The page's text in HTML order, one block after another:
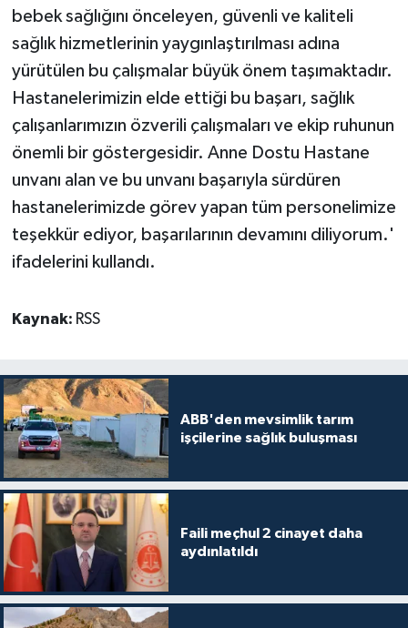
bebek sağlığını önceleyen, güvenli ve kaliteli
sağlık hizmetlerinin yaygınlaştırılması adına
yürütülen bu çalışmalar büyük önem taşımaktadır.
Hastanelerimizin elde ettiği bu başarı, sağlık
çalışanlarımızın özverili çalışmaları ve ekip ruhunun
önemli bir göstergesidir. Anne Dostu Hastane
unvanı alan ve bu unvanı başarıyla sürdüren
hastanelerimizde görev yapan tüm personelimize
teşekkür ediyor, başarılarının devamını diliyorum.'
ifadelerini kullandı.
Kaynak: RSS
ABB'den mevsimlik tarım
işçilerine sağlık buluşması
Faili meçhul 2 cinayet daha
aydınlatıldı